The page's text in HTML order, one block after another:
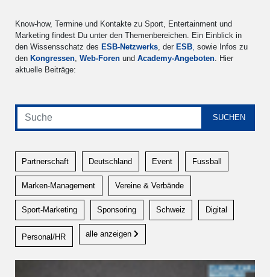
Know-how, Termine und Kontakte zu Sport, Entertainment und
Marketing findest Du unter den Themenbereichen. Ein Einblick in
den Wissensschatz des ESB-Netzwerks , der ESB sowie Infos zu
den Kongressen Web-Foren und Academy-Angeboten . Hier
aktuelle Beiträge:
Partnerschaft Deutschland Event Fussball
Marken-Management Vereine & Verbände
Sport-Marketing Sponsoring Schweiz Digital
Personal/HR alle anzeigen